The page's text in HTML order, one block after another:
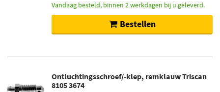
Vandaag besteld, binnen 2 werkdagen bij u geleverd.
Bestellen
Ontluchtingsschroef/-klep, remklauw Triscan
8105 3674